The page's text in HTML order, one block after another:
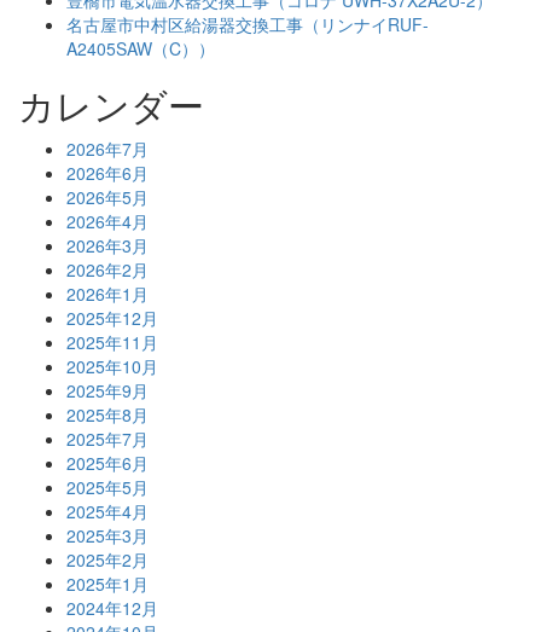
名古屋市中村区給湯器交換工事（リンナイRUF-
A2405SAW（C））
カレンダー
2026年7月
2026年6月
2026年5月
2026年4月
2026年3月
2026年2月
2026年1月
2025年12月
2025年11月
2025年10月
2025年9月
2025年8月
2025年7月
2025年6月
2025年5月
2025年4月
2025年3月
2025年2月
2025年1月
2024年12月